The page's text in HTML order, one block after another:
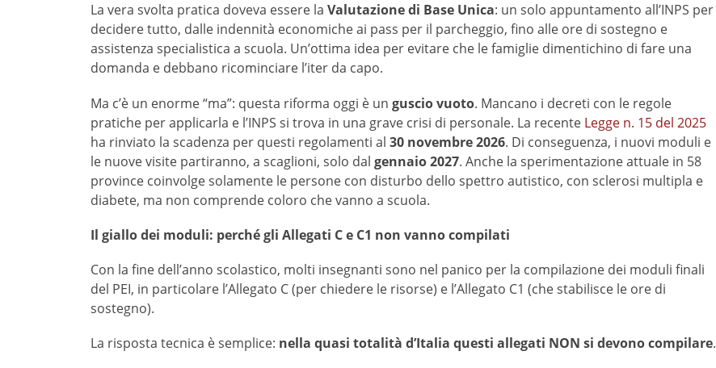
La vera svolta pratica doveva essere la Valutazione di Base Unica: un solo appuntamento all’INPS per
decidere tutto, dalle indennità economiche ai pass per il parcheggio, fino alle ore di sostegno e
assistenza specialistica a scuola. Un’ottima idea per evitare che le famiglie dimentichino di fare una
domanda e debbano ricominciare l’iter da capo.
Ma c’è un enorme “ma”: questa riforma oggi è un guscio vuoto. Mancano i decreti con le regole
pratiche per applicarla e l’INPS si trova in una grave crisi di personale. La recente Legge n. 15 del 2025
ha rinviato la scadenza per questi regolamenti al 30 novembre 2026. Di conseguenza, i nuovi moduli e
le nuove visite partiranno, a scaglioni, solo dal gennaio 2027. Anche la sperimentazione attuale in 58
province coinvolge solamente le persone con disturbo dello spettro autistico, con sclerosi multipla e
diabete, ma non comprende coloro che vanno a scuola.
Il giallo dei moduli: perché gli Allegati C e C1 non vanno compilati
Con la fine dell’anno scolastico, molti insegnanti sono nel panico per la compilazione dei moduli finali
del PEI, in particolare l’Allegato C (per chiedere le risorse) e l’Allegato C1 (che stabilisce le ore di
sostegno).
La risposta tecnica è semplice: nella quasi totalità d’Italia questi allegati NON si devono compilare.